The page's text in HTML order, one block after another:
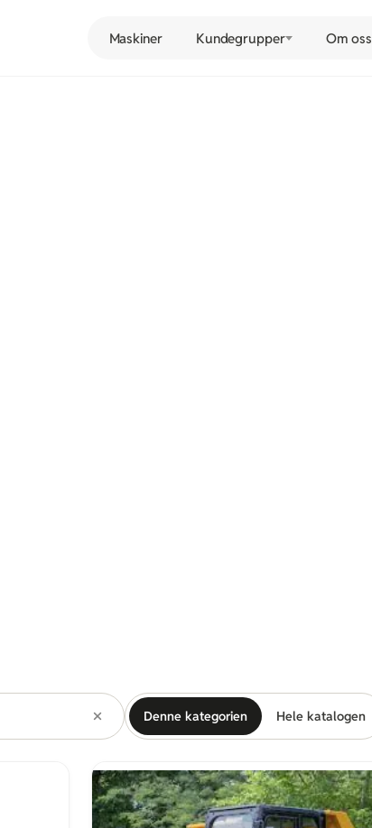
Maskiner Kundegrupper Om oss
Denne kategorien Hele katalogen